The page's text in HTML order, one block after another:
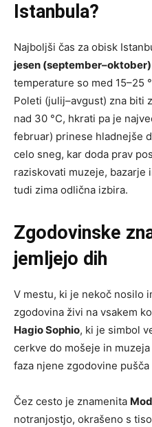
Istanbula?
Najboljši čas za obisk
jesen (september–oktober)
temperature so med 15–25
Poleti (julij–avgust) zna biti
nad 30 °C, hkrati pa je
februar) prinese hladnejše
celo sneg, kar doda prav
raziskovati muzeje, bazarje
tudi zima odlična izbira.
Zgodovinske
jemljejo dih
V mestu, ki je nekoč nosilo
zgodovina živi na vsakem
Hagio Sophio, ki je simbol
cerkve do mošeje in
faza njene zgodovine
Čez cesto je znamenita
notranjostjo, okrašeno s